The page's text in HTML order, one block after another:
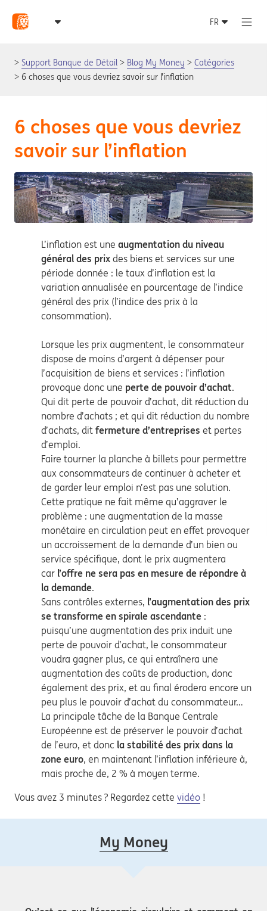
Support Banque de Détail Blog My Money
Catégories
6 choses que vous devriez savoir sur l’inflation
6 choses que vous devriez
savoir sur l’inflation
L’inflation est une augmentation du niveau
général des prix des biens et services sur une
période donnée : le taux d’inflation est la
variation annualisée en pourcentage de l’indice
général des prix (l’indice des prix à la
consommation).
Lorsque les prix augmentent, le consommateur
dispose de moins d’argent à dépenser pour
l’acquisition de biens et services : l’inflation
provoque donc une perte de pouvoir d’achat.
Qui dit perte de pouvoir d’achat, dit réduction du
nombre d’achats ; et qui dit réduction du nombre
d’achats, dit fermeture d’entreprises et pertes
d’emploi.
Faire tourner la planche à billets pour permettre
aux consommateurs de continuer à acheter et
de garder leur emploi n’est pas une solution.
Cette pratique ne fait même qu’aggraver le
problème : une augmentation de la masse
monétaire en circulation peut en effet provoquer
un accroissement de la demande d’un bien ou
service spécifique, dont le prix augmentera
car l’offre ne sera pas en mesure de répondre à
la demande.
Sans contrôles externes, l’augmentation des prix
se transforme en spirale ascendante :
puisqu’une augmentation des prix induit une
perte de pouvoir d’achat, le consommateur
voudra gagner plus, ce qui entraînera une
augmentation des coûts de production, donc
également des prix, et au final érodera encore un
peu plus le pouvoir d’achat du consommateur…
La principale tâche de la Banque Centrale
Européenne est de préserver le pouvoir d’achat
de l’euro, et donc la stabilité des prix dans la
zone euro, en maintenant l’inflation inférieure à,
mais proche de, 2 % à moyen terme.
Vous avez 3 minutes ? Regardez cette vidéo !
My Money